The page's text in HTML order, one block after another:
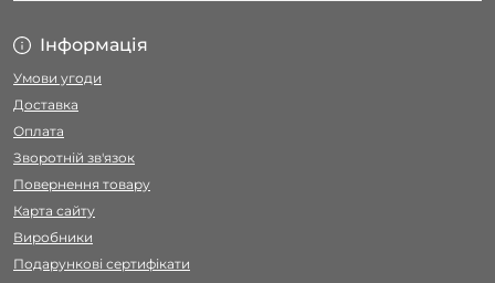
Інформація
Умови угоди
Доставка
Оплата
Зворотній зв'язок
Повернення товару
Карта сайту
Виробники
Подарункові сертифікати